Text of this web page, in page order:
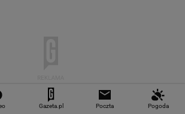
Gazeta.pl Poczta Pogoda